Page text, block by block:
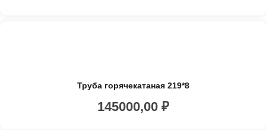
Труба горячекатаная 219*8
145000,00 ₽